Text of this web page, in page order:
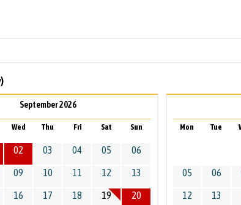
September 2026
Wed Thu Fri Sat Sun
02 03 04 05 06
09 10 11 12 13
16 17 18 19 20
Mon Tue
05 06
12 13